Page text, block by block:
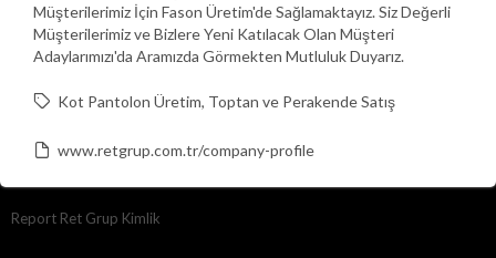
Müşterilerimiz İçin Fason Üretim'de Sağlamaktayız. Siz Değerli
Müşterilerimiz ve Bizlere Yeni Katılacak Olan Müşteri
Adaylarımızı'da Aramızda Görmekten Mutluluk Duyarız.
Kot Pantolon Üretim Toptan ve Perakende Satış
www.retgrup.com.tr/company-profile
Report Ret Grup Kimlik